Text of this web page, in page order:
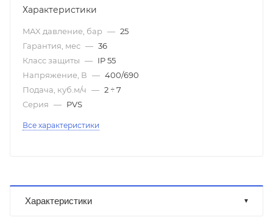
Характеристики
MAX давление, бар — 25
Гарантия, мес — 36
Класс защиты — IP 55
Напряжение, В — 400/690
Подача, куб.м/ч — 2 ÷ 7
Серия — PVS
Все характеристики
Характеристики